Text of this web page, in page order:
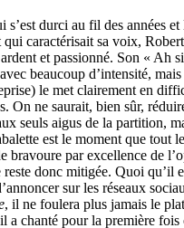
durci au fil des années et
qui caractérisait sa voix,
et passionné. Son « Ah
beaucoup d’intensité,
le met clairement en
On ne saurait, bien sûr,
seuls aigus de la partition,
est le moment que tout
bravoure par excellence de
reste donc mitigée. Quoi qu’il
sur les réseaux
, il ne foulera plus jamais le
a chanté pour la première fois